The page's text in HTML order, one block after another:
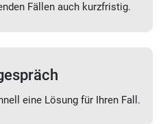
Fällen auch kurzfristig.
eine Lösung für Ihren Fall.